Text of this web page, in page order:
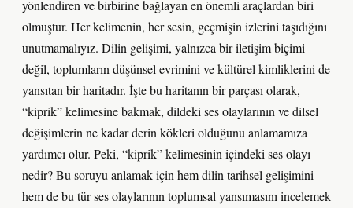
yönlendiren ve birbirine bağlayan en önemli araçlardan biri
olmuştur. Her kelimenin, her sesin, geçmişin izlerini taşıdığını
unutmamalıyız. Dilin gelişimi, yalnızca bir iletişim biçimi
değil, toplumların düşünsel evrimini ve kültürel kimliklerini de
yansıtan bir haritadır. İşte bu haritanın bir parçası olarak,
“kiprik” kelimesine bakmak, dildeki ses olaylarının ve dilsel
değişimlerin ne kadar derin kökleri olduğunu anlamamıza
yardımcı olur. Peki, “kiprik” kelimesinin içindeki ses olayı
nedir? Bu soruyu anlamak için hem dilin tarihsel gelişimini
hem de bu tür ses olaylarının toplumsal yansımasını incelemek